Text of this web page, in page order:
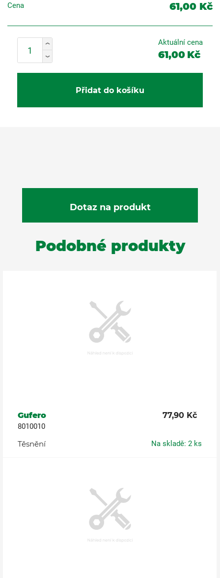
Cena 61,00 Kč
Aktuální cena
61,00 Kč
Přidat do košíku
Podobné produkty
Gufero 77,90 Kč
8010010
Těsnění Na skladě: 2 ks